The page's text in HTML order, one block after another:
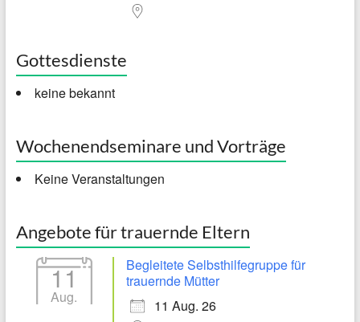
Gottesdienste
keine bekannt
Wochenendseminare und Vorträge
Keine Veranstaltungen
Angebote für trauernde Eltern
11
Aug.
Begleitete Selbsthilfegruppe für
trauernde Mütter
11 Aug. 26